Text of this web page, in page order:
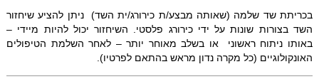
בכריתת שד שלמה (שאותה מבצע/ת כירורג/ית השד) ניתן להציע שיחזור
השד בצורות שונות על ידי כירורג פלסטי. השיחזור יכול להיות מיידי –
באותו ניתוח ראשוני או בשלב מאוחר יותר – לאחר השלמת הטיפולים
האונקולוגיים (כל מקרה נדון מראש בהתאם לפרטיו).